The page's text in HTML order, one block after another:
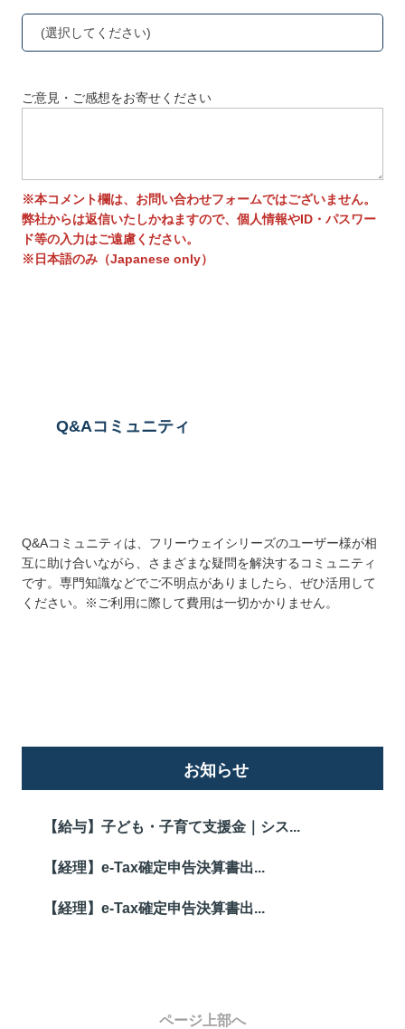
(選択してください)
ご意見・ご感想をお寄せください
※本コメント欄は、お問い合わせフォームではございません。
弊社からは返信いたしかねますので、個人情報やID・パスワー
ド等の入力はご遠慮ください。
※日本語のみ（Japanese only）
Q&Aコミュニティ
Q&Aコミュニティは、フリーウェイシリーズのユーザー様が相
互に助け合いながら、さまざまな疑問を解決するコミュニティ
です。専門知識などでご不明点がありましたら、ぜひ活用して
ください。※ご利用に際して費用は一切かかりません。
お知らせ
【給与】子ども・子育て支援金｜シス...
【経理】e-Tax確定申告決算書出...
【経理】e-Tax確定申告決算書出...
ページ上部へ